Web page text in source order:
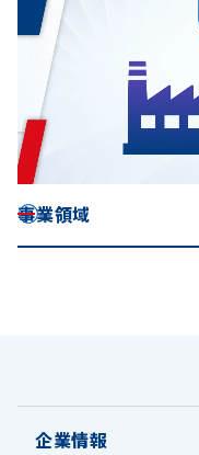
事業領域
企業情報